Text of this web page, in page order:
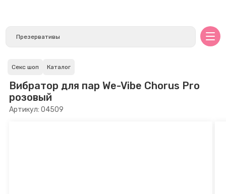
Секс шоп Каталог
Вибратор для пар We-Vibe Chorus Pro
розовый
Артикул: 04509